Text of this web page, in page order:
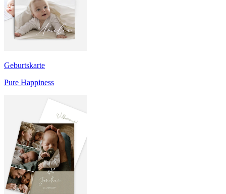
Geburtskarte
Pure Happiness